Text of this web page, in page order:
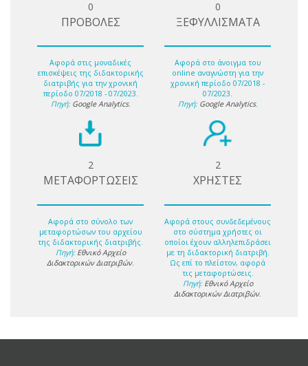
0
ΠΡΟΒΟΛΕΣ
Αφορά στις μοναδικές
επισκέψεις της διδακτορικής
διατριβής για την χρονική
περίοδο 07/2018 - 07/2023.
Πηγή: Google Analytics.
0
ΞΕΦΥΛΛΙΣΜΑΤΑ
Αφορά στο άνοιγμα του
online αναγνώστη για την
χρονική περίοδο 07/2018 -
07/2023.
Πηγή: Google Analytics.
2
ΜΕΤΑΦΟΡΤΩΣΕΙΣ
Αφορά στο σύνολο των
μεταφορτώσων του αρχείου
της διδακτορικής διατριβής.
Πηγή: Εθνικό Αρχείο
Διδακτορικών Διατριβών.
2
ΧΡΗΣΤΕΣ
Αφορά στους συνδεδεμένους
στο σύστημα χρήστες οι
οποίοι έχουν αλληλεπιδράσει
με τη διδακτορική διατριβή.
Ως επί το πλείστον, αφορά
τις μεταφορτώσεις.
Πηγή: Εθνικό Αρχείο
Διδακτορικών Διατριβών.